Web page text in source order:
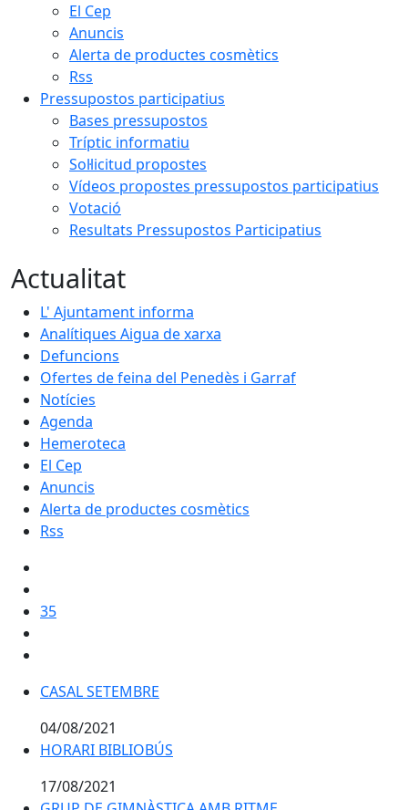
El Cep
Anuncis
Alerta de productes cosmètics
Rss
Pressupostos participatius
Bases pressupostos
Tríptic informatiu
Sol·licitud propostes
Vídeos propostes pressupostos participatius
Votació
Resultats Pressupostos Participatius
Actualitat
L' Ajuntament informa
Analítiques Aigua de xarxa
Defuncions
Ofertes de feina del Penedès i Garraf
Notícies
Agenda
Hemeroteca
El Cep
Anuncis
Alerta de productes cosmètics
Rss
35
CASAL SETEMBRE
04/08/2021
HORARI BIBLIOBÚS
HORARI BIBLIOBÚS
17/08/2021